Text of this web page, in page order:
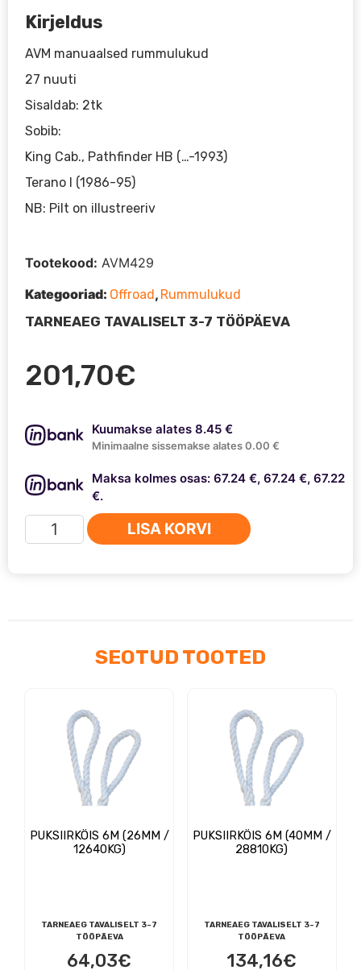
201,70€
Kirjeldus
AVM manuaalsed rummulukud
27 nuuti
Sisaldab: 2tk
Sobib:
King Cab., Pathfinder HB (…-1993)
Terano I (1986-95)
NB: Pilt on illustreeriv
Kuumakse alates 8.45 €
Minimaalne sissemakse alates 0.00 €
Maksa kolmes osas: 67.24 €, 67.24 €, 67.22
€.
AVM
rummulukud
LISA KORVI
Tootekood: AVM429
Kategooriad: Offroad, Rummulukud
TARNEAEG TAVALISELT 3-7 TÖÖPÄEVA
SEOTUD TOOTED
PUKSIIRKÖIS 6M (26MM /
12640KG)
TARNEAEG TAVALISELT 3-7
TÖÖPÄEVA
64,03€
PUKSIIRKÖIS 6M (40MM /
28810KG)
TARNEAEG TAVALISELT 3-7
TÖÖPÄEVA
134,16€